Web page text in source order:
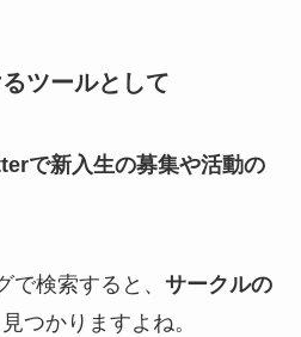
ツールとして
で新入生の募集や活動の
で検索すると、 サークルの
つかりますよね。